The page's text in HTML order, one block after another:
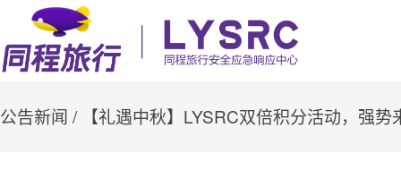
公告新闻 / 【礼遇中秋】LYSRC双倍积分活动，强势